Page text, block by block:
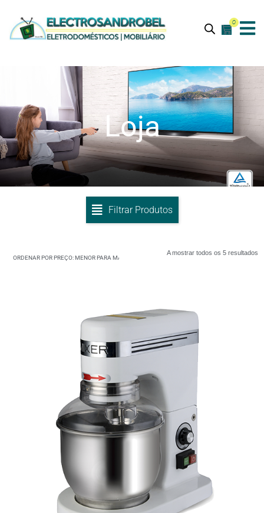
0
Loja
Filtrar Produtos
A mostrar todos os 5 resultados